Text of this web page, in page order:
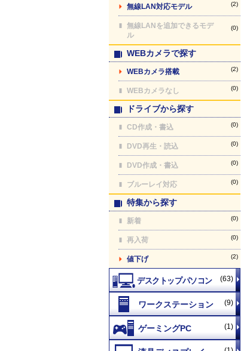
無線LAN対応モデル (2)
無線LANを追加できるモデ
ル
(0)
WEBカメラで探す
WEBカメラ搭載 (2)
WEBカメラなし (0)
ドライブから探す
CD作成・書込 (0)
DVD再生・読込 (0)
DVD作成・書込 (0)
ブルーレイ対応 (0)
特集から探す
新着 (0)
再入荷 (0)
値下げ (2)
(63)
(9)
(1)